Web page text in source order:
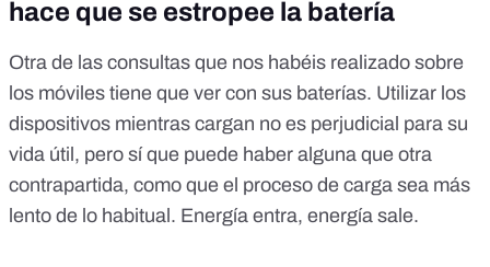
hace que se estropee la batería
Otra de las consultas que nos habéis realizado sobre
los móviles tiene que ver con sus baterías. Utilizar los
dispositivos mientras cargan no es perjudicial para su
vida útil, pero sí que puede haber alguna que otra
contrapartida, como que el proceso de carga sea más
lento de lo habitual. Energía entra, energía sale.